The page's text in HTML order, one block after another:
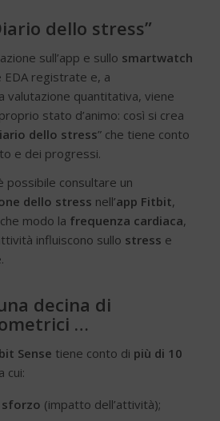
dello stress”
sull’app e sullo smartwatch
registrate e, a
valutazione quantitativa, viene
stato d’animo: così si crea
dello stress” che tiene conto
e dei progressi.
possibile consultare un
dello stress nell’app Fitbit,
modo la frequenza cardiaca,
influiscono sullo stress e
decina di
…
Sense tiene conto di più di 10
cui:
(impatto dell’attività);